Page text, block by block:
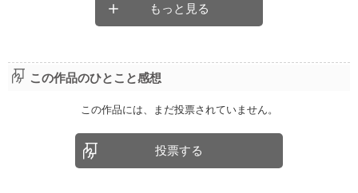
もっと見る
この作品のひとこと感想
この作品には、まだ投票されていません。
投票する